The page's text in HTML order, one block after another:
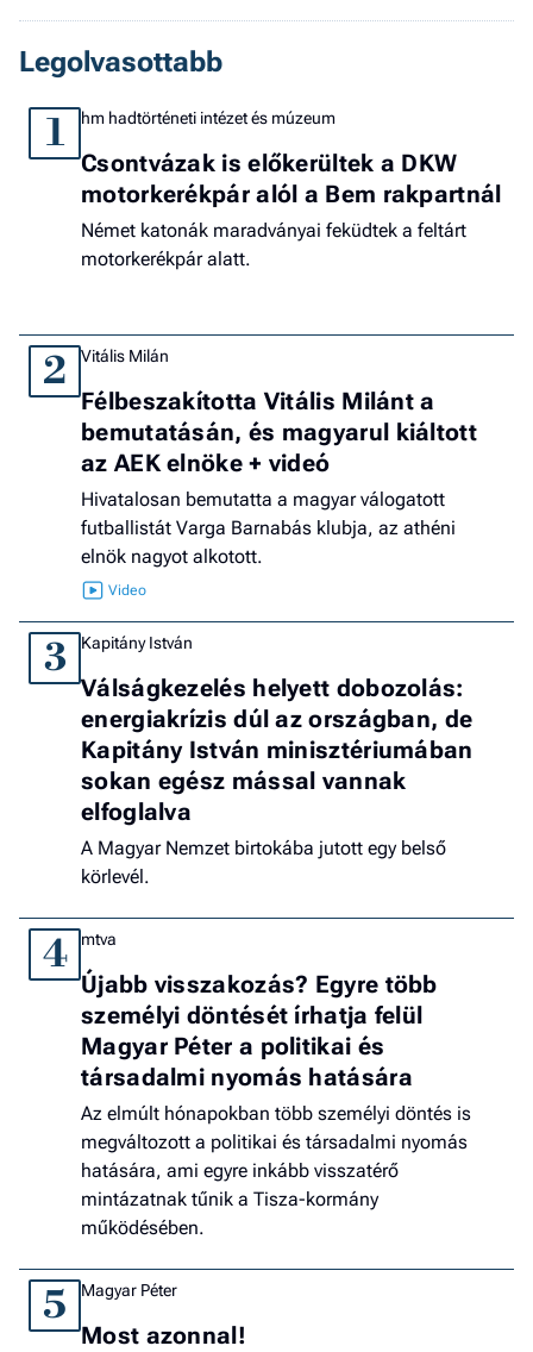
Legolvasottabb
1 hm hadtörténeti intézet és múzeum
Csontvázak is előkerültek a DKW
motorkerékpár alól a Bem rakpartnál
Német katonák maradványai feküdtek a feltárt
motorkerékpár alatt.
2 Vitális Milán
Félbeszakította Vitális Milánt a
bemutatásán, és magyarul kiáltott
az AEK elnöke + videó
Hivatalosan bemutatta a magyar válogatott
futballistát Varga Barnabás klubja, az athéni
elnök nagyot alkotott.
3 Kapitány István
Válságkezelés helyett dobozolás:
energiakrízis dúl az országban, de
Kapitány István minisztériumában
sokan egész mással vannak
elfoglalva
A Magyar Nemzet birtokába jutott egy belső
körlevél.
4 mtva
Újabb visszakozás? Egyre több
személyi döntését írhatja felül
Magyar Péter a politikai és
társadalmi nyomás hatására
Az elmúlt hónapokban több személyi döntés is
megváltozott a politikai és társadalmi nyomás
hatására, ami egyre inkább visszatérő
mintázatnak tűnik a Tisza-kormány
működésében.
5 Magyar Péter
Most azonnal!